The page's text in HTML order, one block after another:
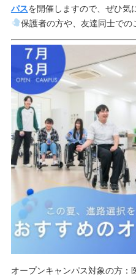
パスを開催しますので、ぜひ気
保護者の方や、友達同士での
オープンキャンパス対象の方：